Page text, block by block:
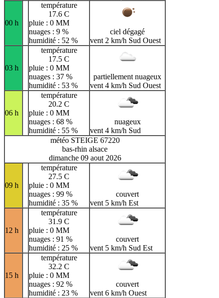
00 h
température
17.6 C
pluie : 0 MM
nuages : 9 %
humidité : 52 %
ciel dégagé
vent 2 km/h Sud Ouest
03 h
température
17.5 C
pluie : 0 MM
nuages : 37 %
humidité : 53 %
partiellement nuageux
vent 4 km/h Sud Ouest
06 h
température
20.2 C
pluie : 0 MM
nuages : 68 %
humidité : 55 %
nuageux
vent 4 km/h Sud
météo STEIGE 67220
bas-rhin alsace
dimanche 09 aout 2026
09 h
température
27.5 C
pluie : 0 MM
nuages : 99 %
humidité : 35 %
couvert
vent 5 km/h Est
12 h
température
31.9 C
pluie : 0 MM
nuages : 91 %
humidité : 25 %
couvert
vent 5 km/h Sud Est
15 h
température
32.2 C
pluie : 0 MM
nuages : 92 %
humidité : 23 %
couvert
vent 6 km/h Ouest